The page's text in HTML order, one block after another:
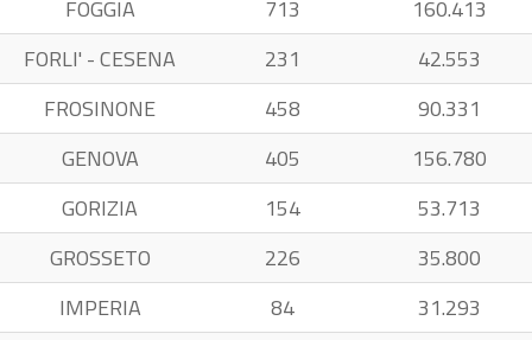
FOGGIA 713
160.413
FORLI' - CESENA
231
42.553
FROSINONE
458
90.331
GENOVA
405
156.780
GORIZIA
154
53.713
GROSSETO
226
35.800
IMPERIA
84
31.293